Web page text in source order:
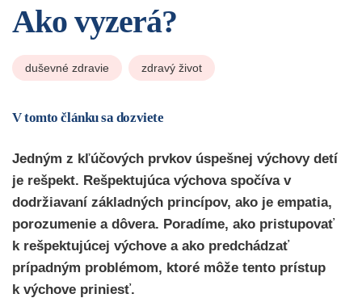
Ako vyzerá?
duševné zdravie zdravý život
V tomto článku sa dozviete
Jedným z kľúčových prvkov úspešnej výchovy detí
je rešpekt. Rešpektujúca výchova spočíva v
dodržiavaní základných princípov, ako je empatia,
porozumenie a dôvera. Poradíme, ako pristupovať
k rešpektujúcej výchove a ako predchádzať
prípadným problémom, ktoré môže tento prístup
k výchove priniesť.